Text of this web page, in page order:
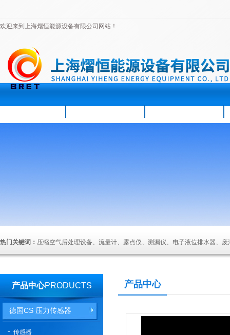
欢迎来到上海熠恒能源设备有限公司网站！
热门关键词： 压缩空气后处理设备、流量计、露点仪、测漏仪、电子液位排水器、
产品中心PRODUCTS
德国CS 压力传感器
传感器
产品中心